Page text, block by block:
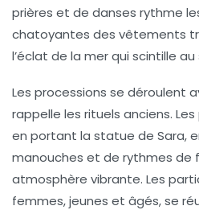
prières et de danses rythme
chatoyantes des vêtements
l’éclat de la mer qui scintille au
Les processions se déroulent
rappelle les rituels anciens.
en portant la statue de Sara,
manouches et de rythmes de
atmosphère vibrante. Les
femmes, jeunes et âgés, se